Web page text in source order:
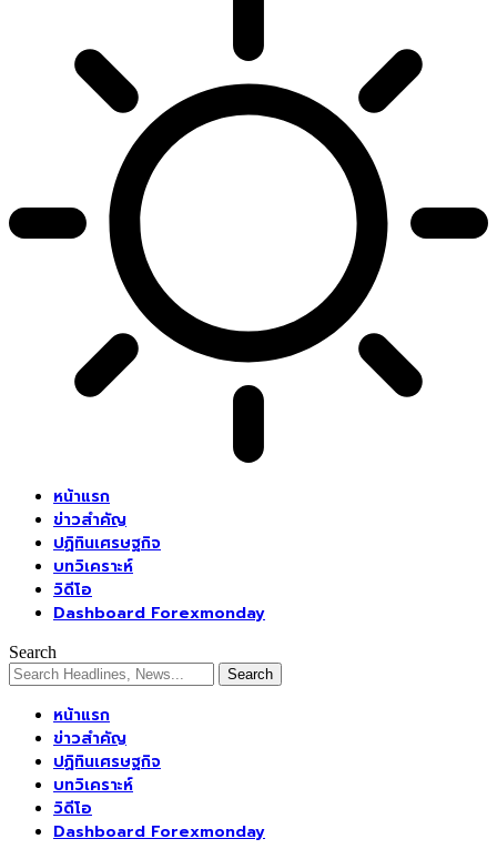
หน้าแรก
ข่าวสำคัญ
ปฏิทินเศรษฐกิจ
บทวิเคราะห์
วิดีโอ
Dashboard Forexmonday
Search
หน้าแรก
ข่าวสำคัญ
ปฏิทินเศรษฐกิจ
บทวิเคราะห์
วิดีโอ
Dashboard Forexmonday